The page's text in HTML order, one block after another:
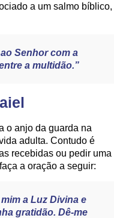
a um salmo bíblico,
Senhor com a
a multidão.”
o anjo da guarda na
adulta. Contudo é
recebidas ou pedir uma
a oração a seguir:
a Luz Divina e
gratidão. Dê-me